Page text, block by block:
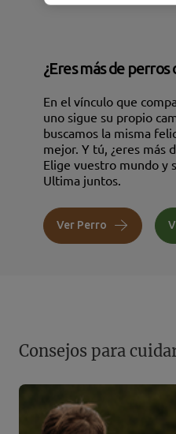
¿Eres más de perros
En el vínculo que
uno sigue su propio
buscamos la misma
mejor. Y tú, ¿eres más
Elige vuestro mundo y
Ultima juntos.
Ver Perro
Consejos para